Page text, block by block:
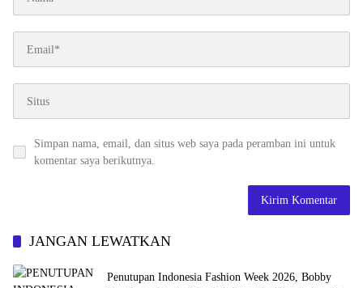
Simpan nama, email, dan situs web saya pada peramban ini untuk
komentar saya berikutnya.
JANGAN LEWATKAN
Penutupan Indonesia Fashion Week 2026, Bobby